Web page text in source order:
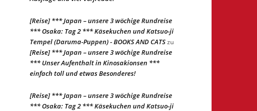
[Reise] *** Japan – unsere 3 wöchige Rundreise
*** Osaka: Tag 2 *** Käsekuchen und Katsuo-ji
Tempel (Daruma-Puppen) - BOOKS AND CATSzu
[Reise] *** Japan – unsere 3 wöchige Rundreise
*** Unser Aufenthalt in Kinosakionsen ***
einfach toll und etwas Besonderes!
[Reise] *** Japan – unsere 3 wöchige Rundreise
*** Osaka: Tag 2 *** Käsekuchen und Katsuo-ji